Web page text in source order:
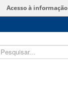
Acesso à informação